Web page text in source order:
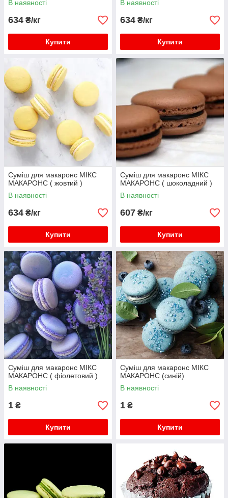
В наявності
634 ₴/кг
Купити
В наявності
634 ₴/кг
Купити
Суміш для макаронс МІКС
МАКАРОНС ( жовтий )
В наявності
634 ₴/кг
Купити
Суміш для макаронс МІКС
МАКАРОНС ( шоколадний )
В наявності
607 ₴/кг
Купити
Суміш для макаронс МІКС
МАКАРОНС ( фіолетовий )
В наявності
1 ₴
Купити
Суміш для макаронс МІКС
МАКАРОНС (синій)
В наявності
1 ₴
Купити